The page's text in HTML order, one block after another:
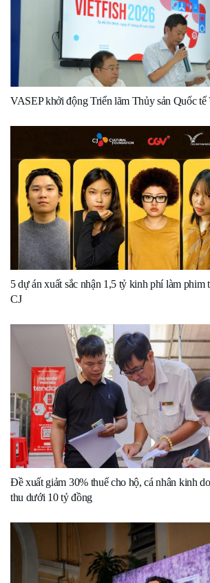
VASEP khởi động Triển lãm Thủy sản Quốc
5 dự án xuất sắc nhận 1,5 tỷ kinh phí làm phim
CJ
Đề xuất giảm 30% thuế cho hộ, cá nhân kinh
thu dưới 10 tỷ đồng